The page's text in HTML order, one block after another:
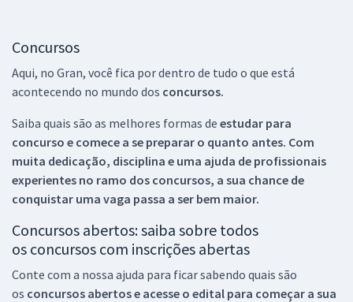
Concursos
Aqui, no Gran, você fica por dentro de tudo o que está
acontecendo no mundo dos concursos.
Saiba quais são as melhores formas de estudar para
concurso e comece a se preparar o quanto antes. Com
muita dedicação, disciplina e uma ajuda de profissionais
experientes no ramo dos concursos, a sua chance de
conquistar uma vaga passa a ser bem maior.
Concursos abertos: saiba sobre todos
os concursos com inscrições abertas
Conte com a nossa ajuda para ficar sabendo quais são
os concursos abertos e acesse o edital para começar a sua